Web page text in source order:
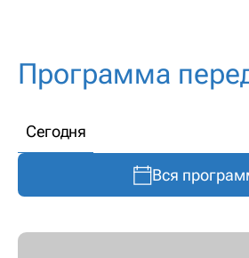
Программа
Сегодня
Вся